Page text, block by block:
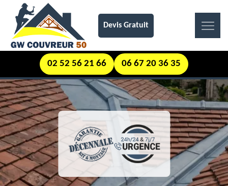
Devis Gratuit
02 52 56 21 66 06 67 20 36 35